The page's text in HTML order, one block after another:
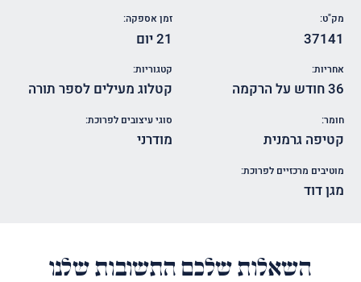
מק"ט:
37141
זמן אספקה:
21 יום
אחריות:
36 חודש על הרקמה
קטגוריות:
קטלוג מעילים לספר תורה
חומר:
קטיפה גרמנית
סוגי עיצובים לפרוכת:
מודרני
מוטיבים מרכזיים לפרוכת:
מגן דוד
השאלות שלכם התשובות שלנו